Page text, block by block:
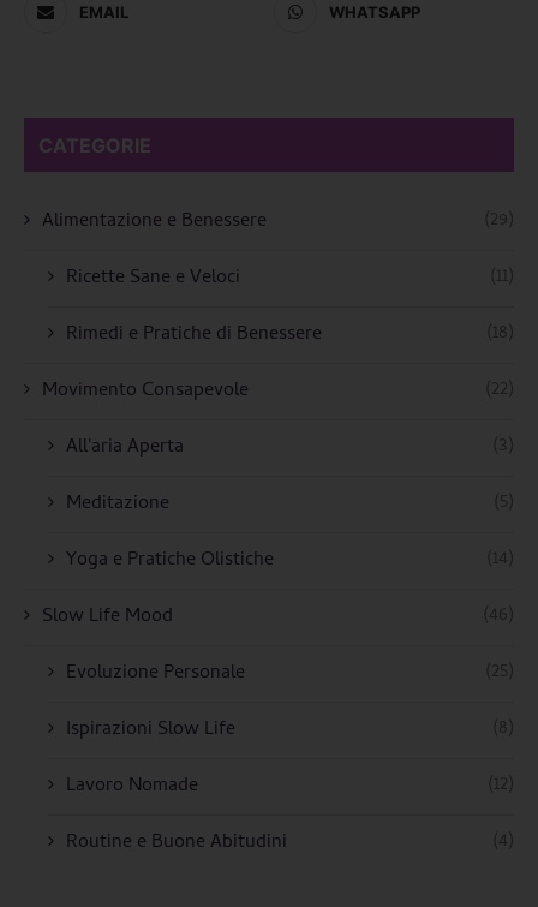
EMAIL WHATSAPP
CATEGORIE
Alimentazione e Benessere
(29)
Ricette Sane e Veloci
(11)
Rimedi e Pratiche di Benessere
(18)
Movimento Consapevole
(22)
All'aria Aperta
(3)
Meditazione
(5)
Yoga e Pratiche Olistiche
(14)
Slow Life Mood
(46)
Evoluzione Personale
(25)
Ispirazioni Slow Life
(8)
Lavoro Nomade
(12)
Routine e Buone Abitudini
(4)